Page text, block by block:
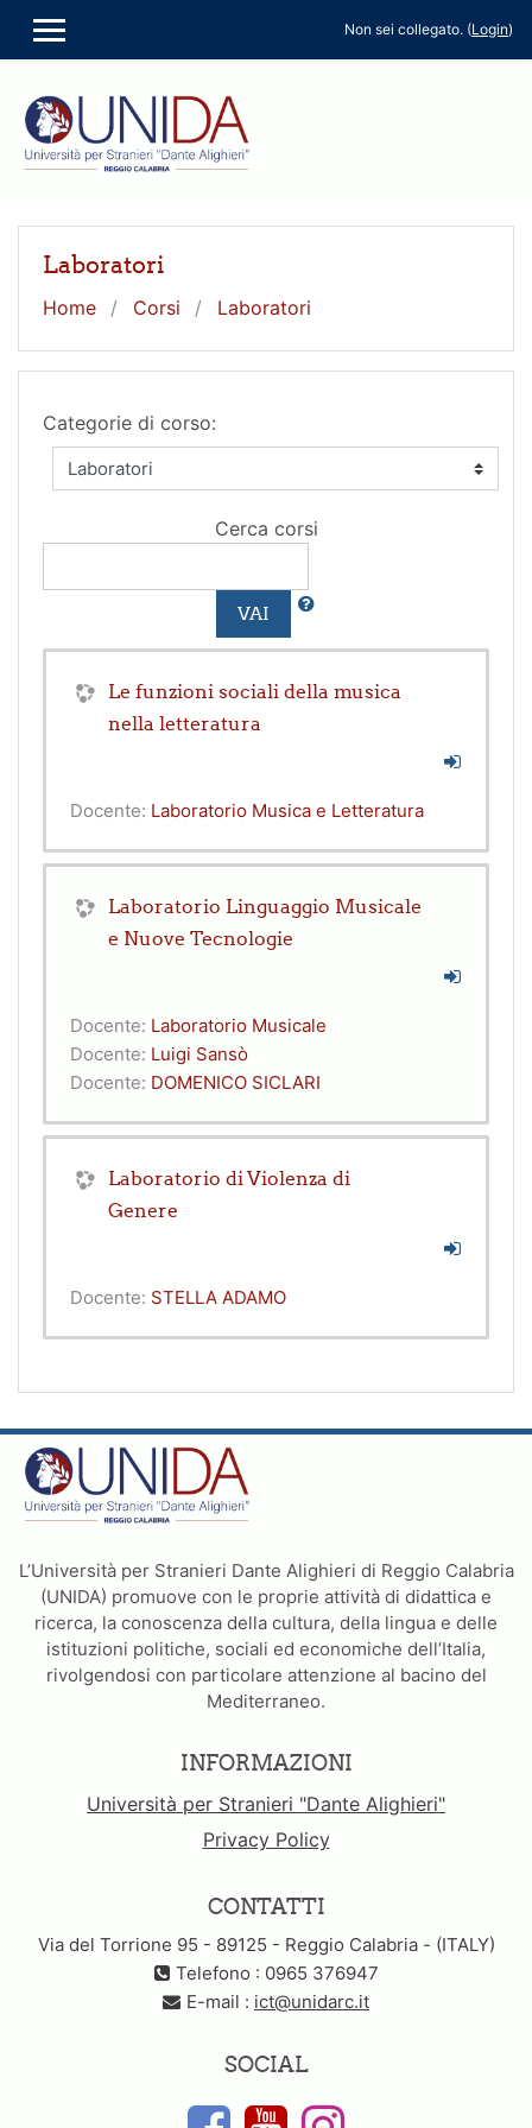
PANNELLO LATERALE
Non sei collegato. (Login)
Laboratori
Home Corsi Laboratori
Categorie di corso:
Cerca corsi
VAI
Le funzioni sociali della musica
nella letteratura
Docente: Laboratorio Musica e Letteratura
Laboratorio Linguaggio Musicale
e Nuove Tecnologie
Docente: Laboratorio Musicale
Docente: Luigi Sansò
Docente: DOMENICO SICLARI
Laboratorio di Violenza di
Genere
Docente: STELLA ADAMO
L’Università per Stranieri Dante Alighieri di Reggio Calabria
(UNIDA) promuove con le proprie attività di didattica e
ricerca, la conoscenza della cultura, della lingua e delle
istituzioni politiche, sociali ed economiche dell’Italia,
rivolgendosi con particolare attenzione al bacino del
Mediterraneo.
INFORMAZIONI
Università per Stranieri "Dante Alighieri"
Privacy Policy
CONTATTI
Via del Torrione 95 - 89125 - Reggio Calabria - (ITALY)
Telefono : 0965 376947
E-mail : ict@unidarc.it
SOCIAL